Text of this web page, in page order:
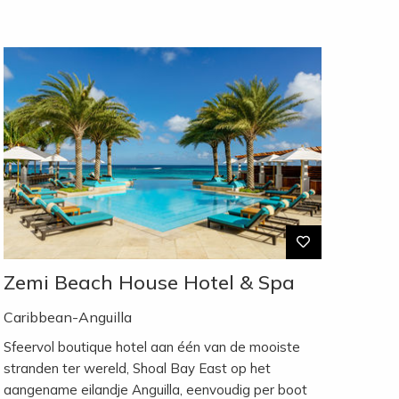
Zemi Beach House Hotel & Spa
Caribbean-Anguilla
Sfeervol boutique hotel aan één van de mooiste
stranden ter wereld, Shoal Bay East op het
aangename eilandje Anguilla, eenvoudig per boot